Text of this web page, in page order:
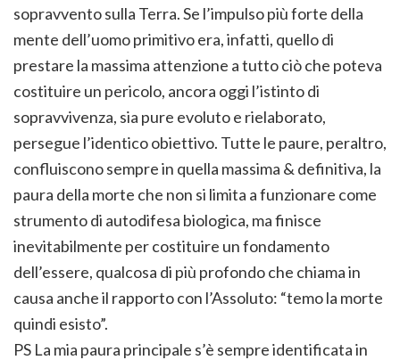
sopravvento sulla Terra. Se l’impulso più forte della
mente dell’uomo primitivo era, infatti, quello di
prestare la massima attenzione a tutto ciò che poteva
costituire un pericolo, ancora oggi l’istinto di
sopravvivenza, sia pure evoluto e rielaborato,
persegue l’identico obiettivo. Tutte le paure, peraltro,
confluiscono sempre in quella massima & definitiva, la
paura della morte che non si limita a funzionare come
strumento di autodifesa biologica, ma finisce
inevitabilmente per costituire un fondamento
dell’essere, qualcosa di più profondo che chiama in
causa anche il rapporto con l’Assoluto: “temo la morte
quindi esisto”.
PS La mia paura principale s’è sempre identificata in